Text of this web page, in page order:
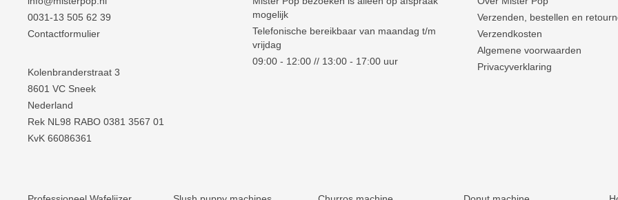
0031-13 505 62 39
Contactformulier
Kolenbranderstraat 3
8601 VC Sneek
Nederland
Rek NL98 RABO 0381 3567 01
KvK 66086361
mogelijk
Telefonische bereikbaar van maandag t/m
vrijdag
09:00 - 12:00 // 13:00 - 17:00 uur
Verzenden, bestellen en
Verzendkosten
Algemene voorwaarden
Privacyverklaring